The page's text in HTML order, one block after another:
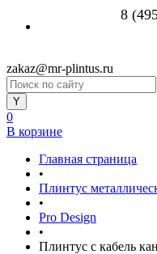
8
zakaz@mr-plintus.ru
0
В корзине
Главная страница
•
Плинтус
•
Pro Design
•
Плинтус с кабель